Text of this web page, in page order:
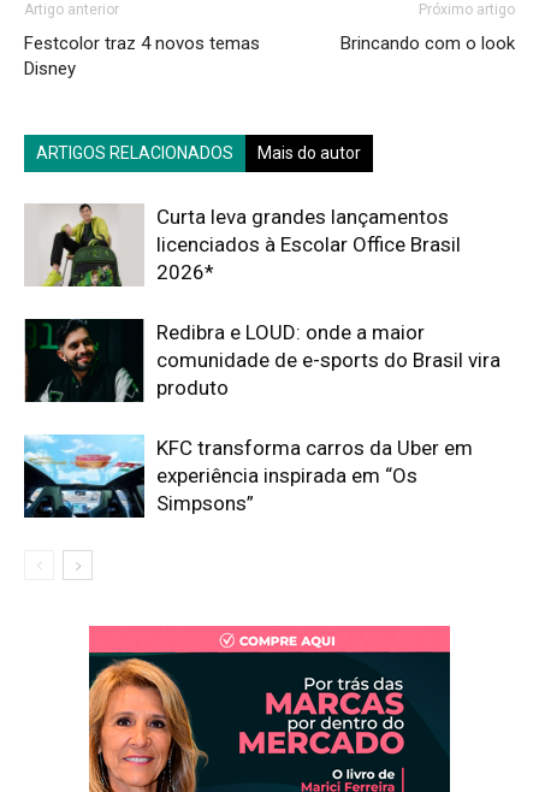
Artigo anterior
Festcolor traz 4 novos temas
Disney
Próximo artigo
Brincando com o look
ARTIGOS RELACIONADOS Mais do autor
Curta leva grandes lançamentos
licenciados à Escolar Office Brasil
2026*
Redibra e LOUD: onde a maior
comunidade de e-sports do Brasil vira
produto
KFC transforma carros da Uber em
experiência inspirada em “Os
Simpsons”